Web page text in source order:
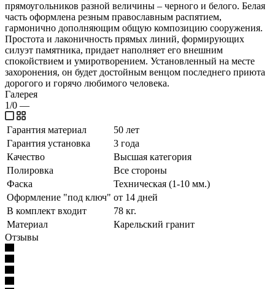
прямоугольников разной величины – черного и белого. Белая
часть оформлена резным православным распятием,
гармонично дополняющим общую композицию сооружения.
Простота и лаконичность прямых линий, формирующих
силуэт памятника, придает наполняет его внешним
спокойствием и умиротворением. Установленный на месте
захоронения, он будет достойным венцом последнего приюта
дорогого и горячо любимого человека.
Галерея
1/0 —
Гарантия материал
50 лет
Гарантия установка
3 года
Качество
Высшая категория
Полировка
Все стороны
Фаска
Техническая (1-10 мм.)
Оформление "под ключ" от 14 дней
В комплект входит
78 кг.
Материал
Карельский гранит
Отзывы